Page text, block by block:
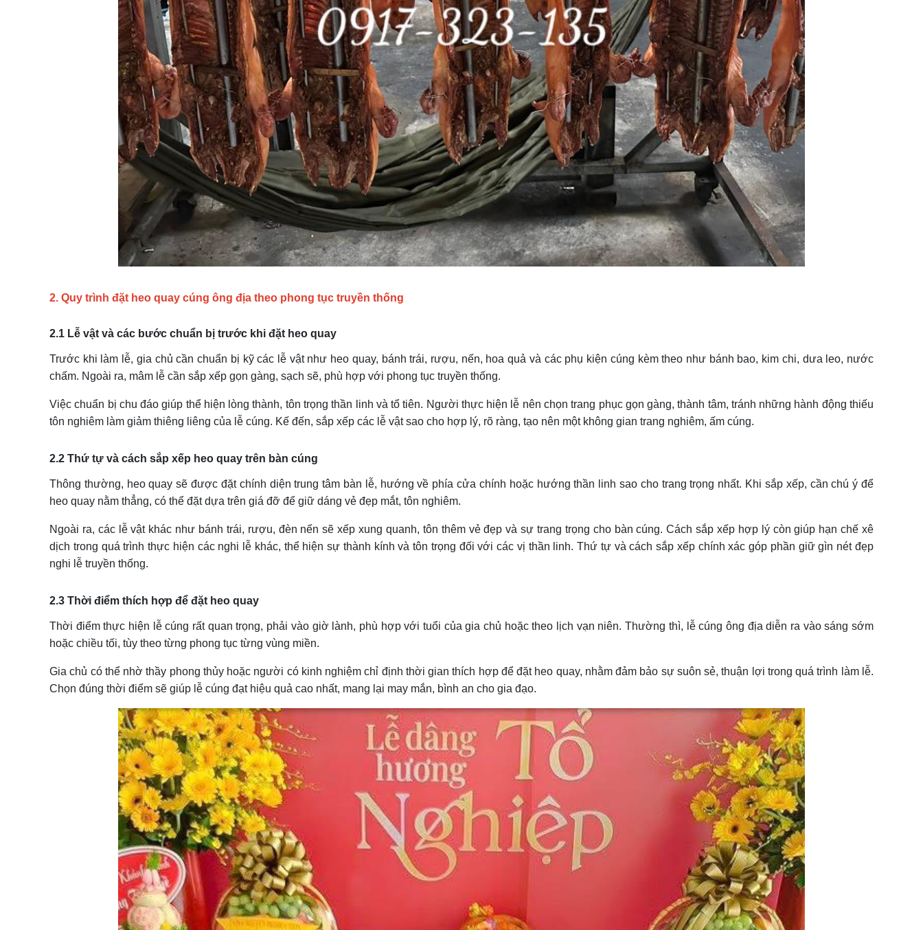
2. Quy trình đặt heo quay cúng ông địa theo phong tục truyền thống
2.1 Lễ vật và các bước chuẩn bị trước khi đặt heo quay
Trước khi làm lễ, gia chủ cần chuẩn bị kỹ các lễ vật như heo quay, bánh trái, rượu, nến, hoa quả và các phụ kiện cúng kèm theo như bánh bao, kim chi, dưa leo, nước
chấm. Ngoài ra, mâm lễ cần sắp xếp gọn gàng, sạch sẽ, phù hợp với phong tục truyền thống.
Việc chuẩn bị chu đáo giúp thể hiện lòng thành, tôn trọng thần linh và tổ tiên. Người thực hiện lễ nên chọn trang phục gọn gàng, thành tâm, tránh những hành động thiếu
tôn nghiêm làm giảm thiêng liêng của lễ cúng. Kế đến, sắp xếp các lễ vật sao cho hợp lý, rõ ràng, tạo nên một không gian trang nghiêm, ấm cúng.
2.2 Thứ tự và cách sắp xếp heo quay trên bàn cúng
Thông thường, heo quay sẽ được đặt chính diện trung tâm bàn lễ, hướng về phía cửa chính hoặc hướng thần linh sao cho trang trọng nhất. Khi sắp xếp, cần chú ý để
heo quay nằm thẳng, có thể đặt dựa trên giá đỡ để giữ dáng vẻ đẹp mắt, tôn nghiêm.
Ngoài ra, các lễ vật khác như bánh trái, rượu, đèn nến sẽ xếp xung quanh, tôn thêm vẻ đẹp và sự trang trọng cho bàn cúng. Cách sắp xếp hợp lý còn giúp hạn chế xê
dịch trong quá trình thực hiện các nghi lễ khác, thể hiện sự thành kính và tôn trọng đối với các vị thần linh. Thứ tự và cách sắp xếp chính xác góp phần giữ gìn nét đẹp
nghi lễ truyền thống.
2.3 Thời điểm thích hợp để đặt heo quay
Thời điểm thực hiện lễ cúng rất quan trọng, phải vào giờ lành, phù hợp với tuổi của gia chủ hoặc theo lịch vạn niên. Thường thì, lễ cúng ông địa diễn ra vào sáng sớm
hoặc chiều tối, tùy theo từng phong tục từng vùng miền.
Gia chủ có thể nhờ thầy phong thủy hoặc người có kinh nghiệm chỉ định thời gian thích hợp để đặt heo quay, nhằm đảm bảo sự suôn sẻ, thuận lợi trong quá trình làm lễ.
Chọn đúng thời điểm sẽ giúp lễ cúng đạt hiệu quả cao nhất, mang lại may mắn, bình an cho gia đạo.